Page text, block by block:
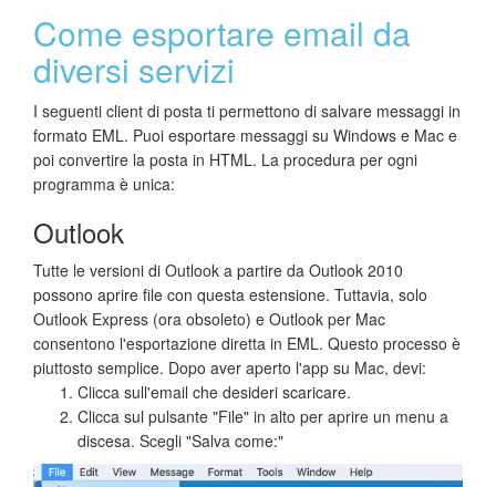
Come esportare email da
diversi servizi
I seguenti client di posta ti permettono di salvare messaggi in
formato EML. Puoi esportare messaggi su Windows e Mac e
poi convertire la posta in HTML. La procedura per ogni
programma è unica:
Outlook
Tutte le versioni di Outlook a partire da Outlook 2010
possono aprire file con questa estensione. Tuttavia, solo
Outlook Express (ora obsoleto) e Outlook per Mac
consentono l'esportazione diretta in EML. Questo processo è
piuttosto semplice. Dopo aver aperto l'app su Mac, devi:
Clicca sull'email che desideri scaricare.
Clicca sul pulsante "File" in alto per aprire un menu a
discesa. Scegli "Salva come:"